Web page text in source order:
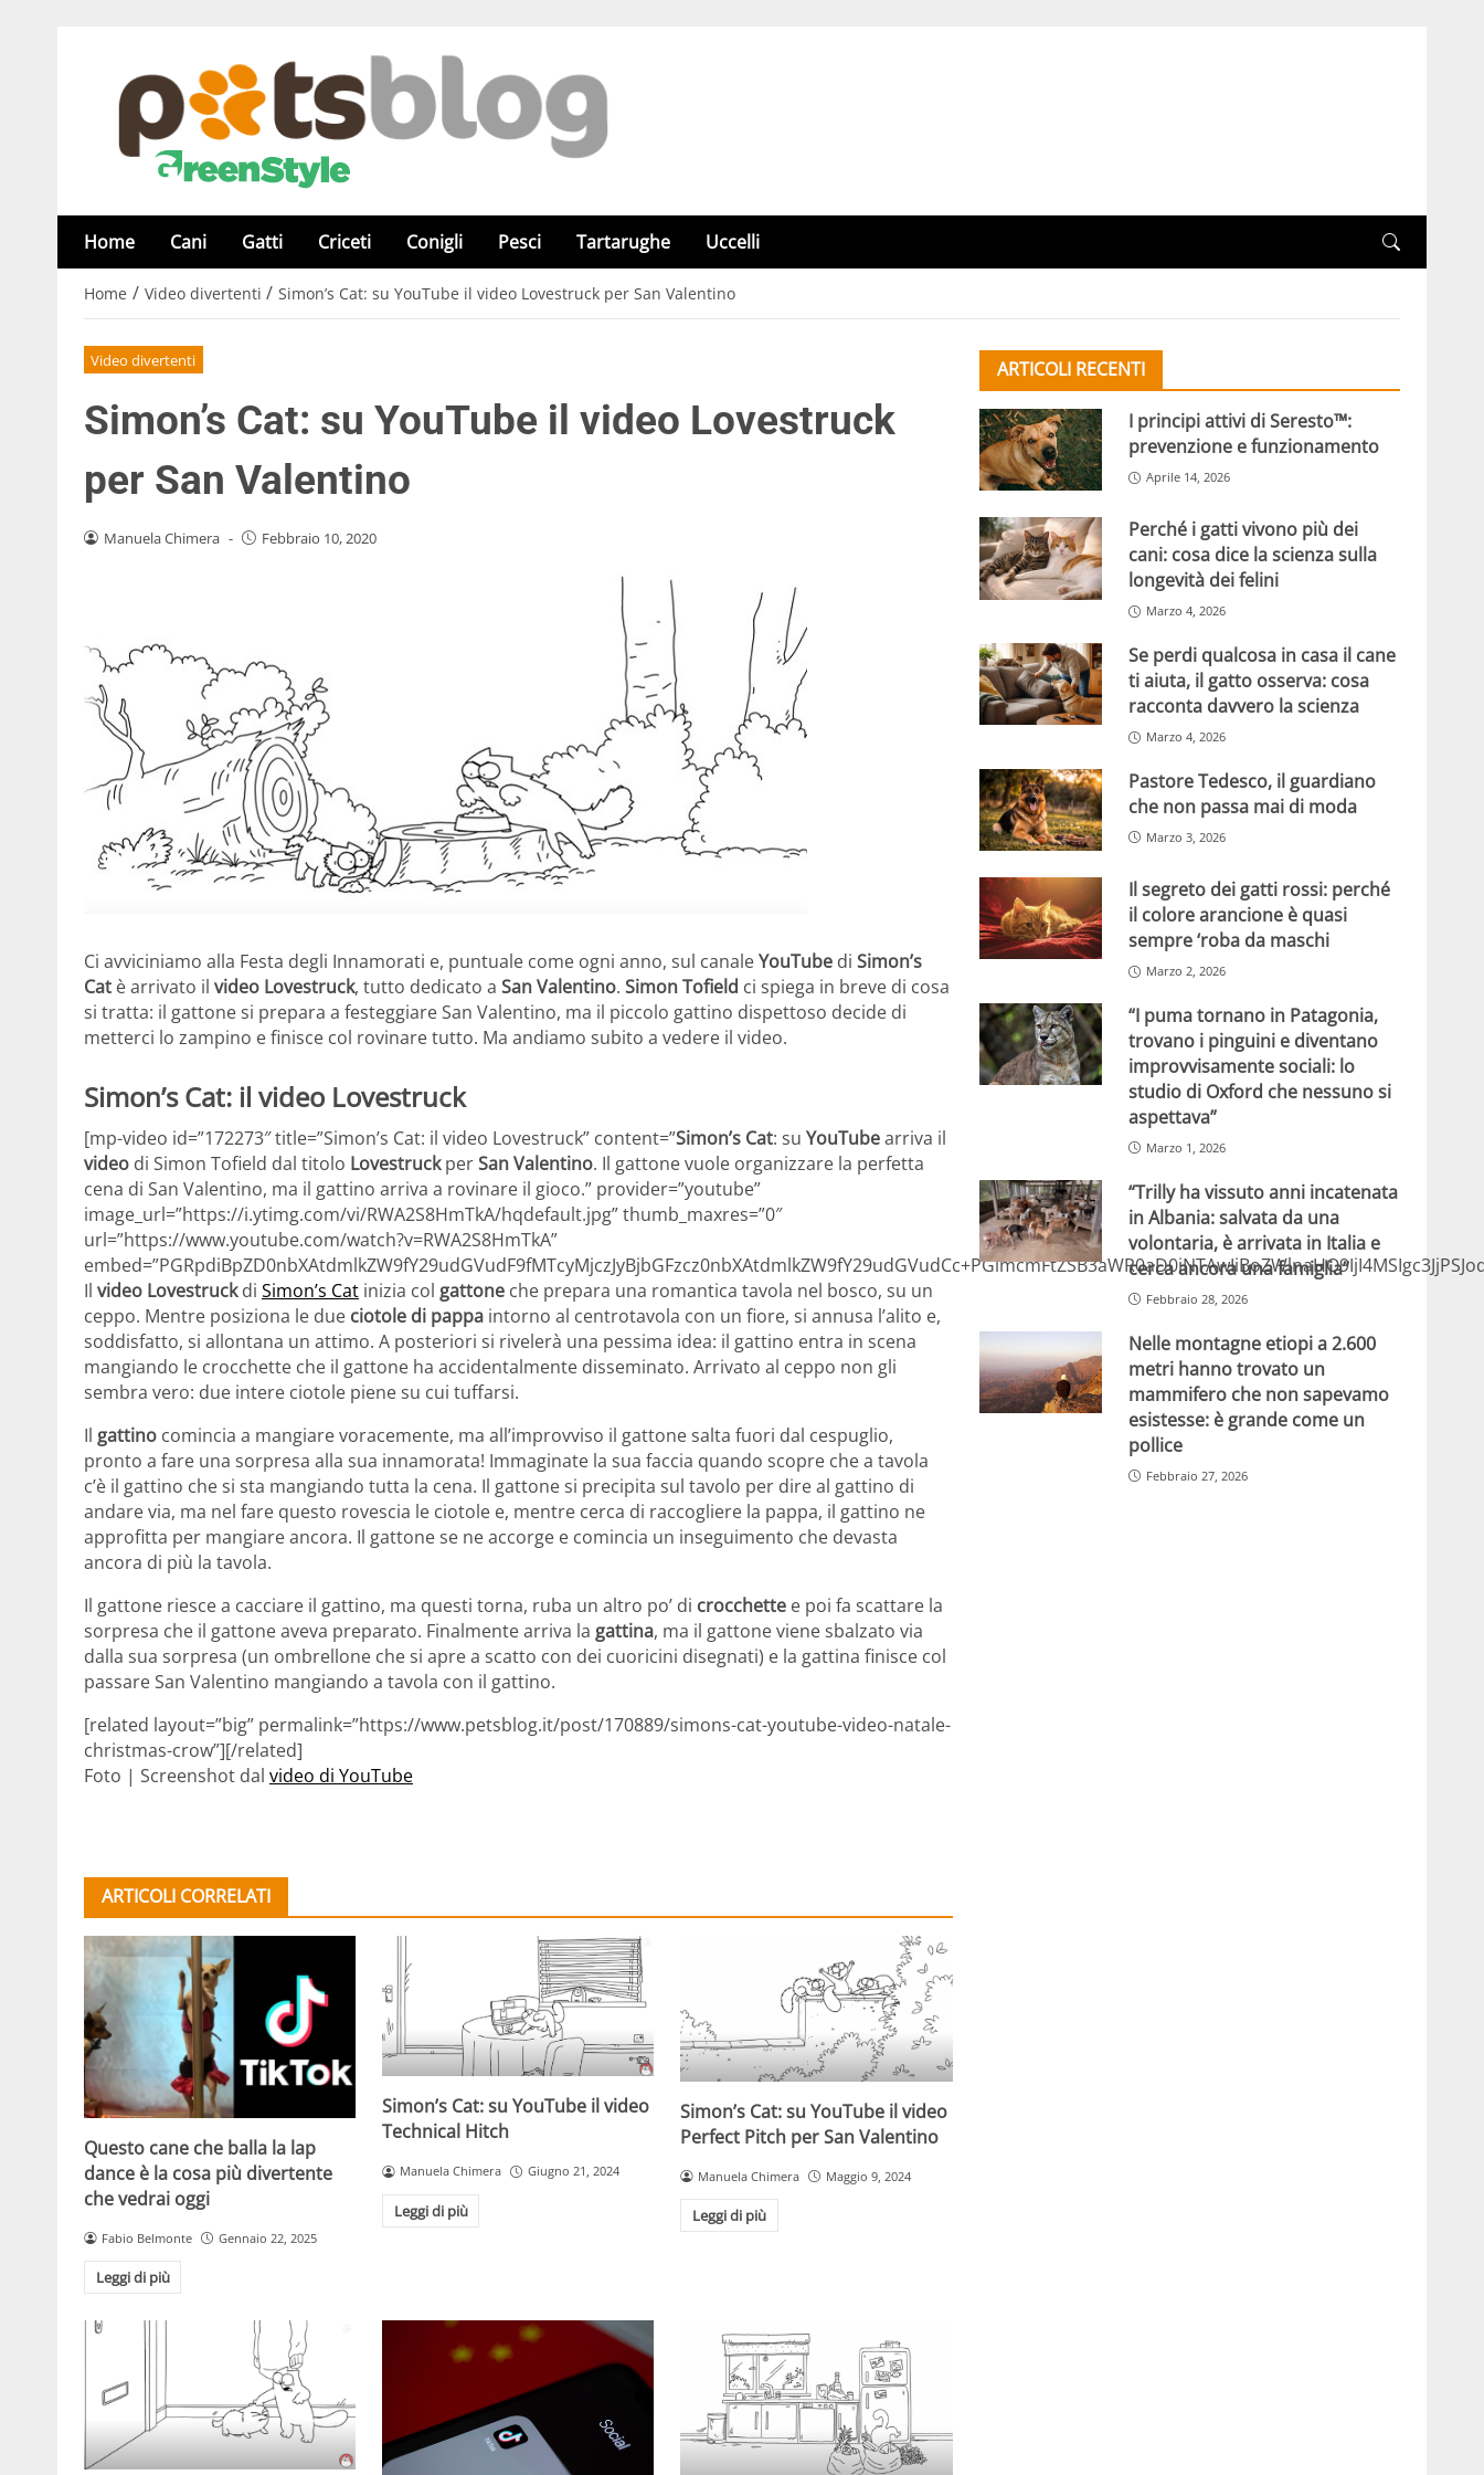
Home Cani Gatti Criceti Conigli Pesci Tartarughe Uccelli
Home / Video divertenti / Simon’s Cat: su YouTube il video Lovestruck per San Valentino
Video divertenti
Simon’s Cat: su YouTube il video Lovestruck
per San Valentino
Manuela Chimera - Febbraio 10, 2020
Ci avviciniamo alla Festa degli Innamorati e, puntuale come ogni anno, sul canaleYouTube di Simon’s
Cat è arrivato il video Lovestruck, tutto dedicato a San Valentino. Simon Tofield ci spiega in breve di cosa
si tratta: il gattone si prepara a festeggiare San Valentino, ma il piccolo gattino dispettoso decide di
metterci lo zampino e finisce col rovinare tutto. Ma andiamo subito a vedere il video.
Simon’s Cat: il video Lovestruck
[mp-video id=”172273″ title=”Simon’s Cat: il video Lovestruck” content=”Simon’s Cat: su YouTubearriva il
video di Simon Tofield dal titolo LovestruckperSan Valentino. Il gattone vuole organizzare la perfetta
cena di San Valentino, ma il gattino arriva a rovinare il gioco.” provider=”youtube”
image_url=”https://i.ytimg.com/vi/RWA2S8HmTkA/hqdefault.jpg” thumb_maxres=”0″
url=”https://www.youtube.com/watch?v=RWA2S8HmTkA”
Il video Lovestruckdi Simon’s Cat inizia col gattone che prepara una romantica tavola nel bosco, su un
ceppo. Mentre posiziona le due ciotole di pappa intorno al centrotavola con un fiore, si annusa l’alito e,
soddisfatto, si allontana un attimo. A posteriori si rivelerà una pessima idea: il gattino entra in scena
mangiando le crocchette che il gattone ha accidentalmente disseminato. Arrivato al ceppo non gli
sembra vero: due intere ciotole piene su cui tuffarsi.
Il gattino comincia a mangiare voracemente, ma all’improvviso il gattone salta fuori dal cespuglio,
pronto a fare una sorpresa alla sua innamorata! Immaginate la sua faccia quando scopre che a tavola
c’è il gattino che si sta mangiando tutta la cena. Il gattone si precipita sul tavolo per dire al gattino di
andare via, ma nel fare questo rovescia le ciotole e, mentre cerca di raccogliere la pappa, il gattino ne
approfitta per mangiare ancora. Il gattone se ne accorge e comincia un inseguimento che devasta
ancora di più la tavola.
Il gattone riesce a cacciare il gattino, ma questi torna, ruba un altro po’ di crocchette e poi fa scattare la
sorpresa che il gattone aveva preparato. Finalmente arriva la gattina, ma il gattone viene sbalzato via
dalla sua sorpresa (un ombrellone che si apre a scatto con dei cuoricini disegnati) e la gattina finisce col
passare San Valentino mangiando a tavola con il gattino.
[related layout=”big” permalink=”https://www.petsblog.it/post/170889/simons-cat-youtube-video-natale-
christmas-crow”][/related]
Foto | Screenshot dal video di YouTube
ARTICOLI CORRELATI
Questo cane che balla la lap
dance è la cosa più divertente
che vedrai oggi
Fabio Belmonte Gennaio 22, 2025
Leggi di più
Simon’s Cat: su YouTube il video
Technical Hitch
Manuela Chimera Giugno 21, 2024
Leggi di più
Simon’s Cat: su YouTube il video
Perfect Pitch per San Valentino
Manuela Chimera Maggio 9, 2024
Leggi di più
ARTICOLI RECENTI
I principi attivi di Seresto™:
prevenzione e funzionamento
Aprile 14, 2026
Perché i gatti vivono più dei
cani: cosa dice la scienza sulla
longevità dei felini
Marzo 4, 2026
Se perdi qualcosa in casa il cane
ti aiuta, il gatto osserva: cosa
racconta davvero la scienza
Marzo 4, 2026
Pastore Tedesco, il guardiano
che non passa mai di moda
Marzo 3, 2026
Il segreto dei gatti rossi: perché
il colore arancione è quasi
sempre ‘roba da maschi
Marzo 2, 2026
“I puma tornano in Patagonia,
trovano i pinguini e diventano
improvvisamente sociali: lo
studio di Oxford che nessuno si
aspettava”
Marzo 1, 2026
“Trilly ha vissuto anni incatenata
in Albania: salvata da una
volontaria, è arrivata in Italia e
cerca ancora una famiglia”
Febbraio 28, 2026
Nelle montagne etiopi a 2.600
metri hanno trovato un
mammifero che non sapevamo
esistesse: è grande come un
pollice
Febbraio 27, 2026